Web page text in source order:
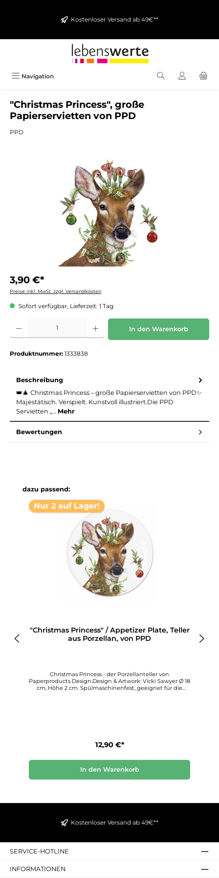
Kostenloser Versand ab 49€**
Navigation
"Christmas Princess", große
Papierservietten von PPD
PPD
3,90 €*
Preise inkl. MwSt. zzgl. Versandkosten
Sofort verfügbar, Lieferzeit: 1 Tag
Produkt Anzahl: Gib den gewünschten Wert ein oder benutze die Schaltflächen um
In den Warenkorb
Produktnummer: 1333838
Beschreibung
👑🎄 Christmas Princess – große Papierservietten von PPD✨
Majestätisch. Verspielt. Kunstvoll illustriert.Die PPD
Servietten „… Mehr
Bewertungen
Produktgalerie überspringen
dazu passend:
Nur 2 auf Lager!
"Christmas Princess" / Appetizer Plate, Teller
aus Porzellan, von PPD
Christmas Princess - der Porzellanteller von
Paperproducts Design.Design & Artwork: Vicki Sawyer Ø 18
cm, Höhe 2 cm. Spülmaschinenfest, geeignet für die
12,90 €*
In den Warenkorb
Kostenloser Versand ab 49€**
SERVICE-HOTLINE
INFORMATIONEN